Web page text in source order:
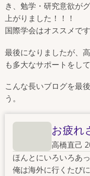
き、勉学・研究意欲が
上がりました！！！
国際学会はオススメです
最後になりましたが、
も多大なサポートをし
こんな長いブログを最
う。
お疲れ
高橋直己
ほんとにいろいろあ
俺は海外に行くたび